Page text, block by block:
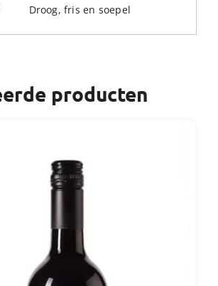
Droog, fris en soepel
producten